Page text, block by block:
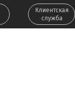
Клиентская
служба